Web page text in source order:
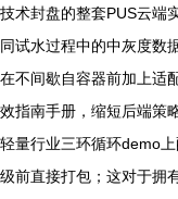
技术封盘的整套PUS云端
同试水过程中的中灰度
在不间歇自容器前加上适
效指南手册，缩短后端策
轻量行业三环循环demo
级前直接打包；这对于拥